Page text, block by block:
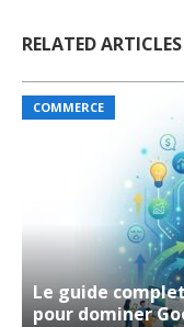
RELATED ARTICLES
COMMERCE
Le guide
pour dominer